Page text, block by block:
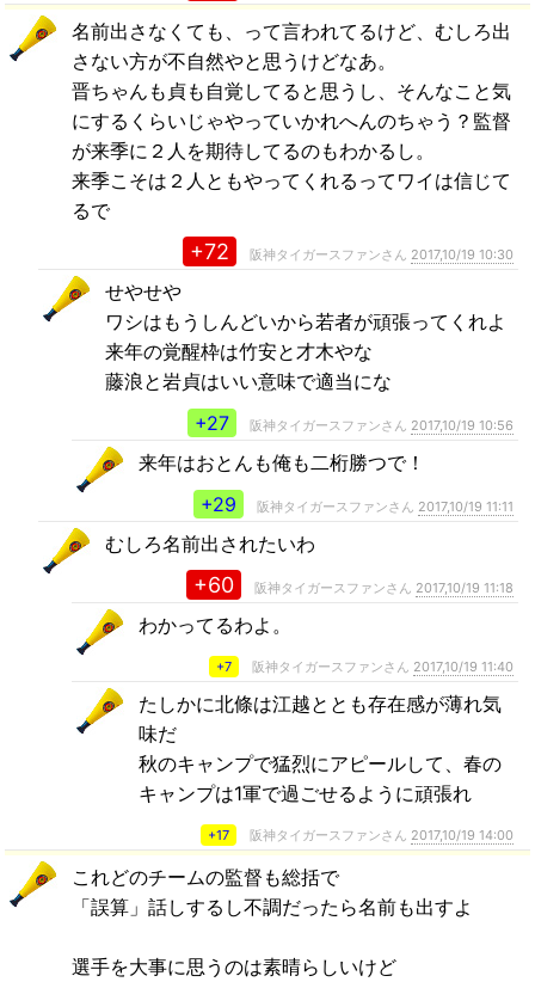
名前出さなくても、って言われてるけど、むしろ出
さない方が不自然やと思うけどなあ。
晋ちゃんも貞も自覚してると思うし、そんなこと気
にするくらいじゃやっていかれへんのちゃう？監督
が来季に２人を期待してるのもわかるし。
来季こそは２人ともやってくれるってワイは信じて
るで
+72 阪神タイガースファンさん 2017,10/19 10:30
せやせや
ワシはもうしんどいから若者が頑張ってくれよ
来年の覚醒枠は竹安と才木やな
藤浪と岩貞はいい意味で適当にな
+27
阪神タイガースファンさん 2017,10/19 10:56
来年はおとんも俺も二桁勝つで！
+29
阪神タイガースファンさん 2017,10/19 11:11
むしろ名前出されたいわ
+60 阪神タイガースファンさん 2017,10/19 11:18
わかってるわよ。
+7 阪神タイガースファンさん 2017,10/19 11:40
たしかに北條は江越ととも存在感が薄れ気
味だ
秋のキャンプで猛烈にアピールして、春の
キャンプは1軍で過ごせるように頑張れ
+17 阪神タイガースファンさん 2017,10/19 14:00
これどのチームの監督も総括で
「誤算」話しするし不調だったら名前も出すよ
選手を大事に思うのは素晴らしいけど